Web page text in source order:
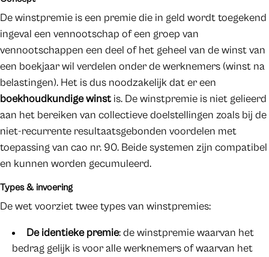
De winstpremie is een premie die in geld wordt toegekend
ingeval een vennootschap of een groep van
vennootschappen een deel of het geheel van de winst van
een boekjaar wil verdelen onder de werknemers (winst na
belastingen). Het is dus noodzakelijk dat er een
boekhoudkundige winst is. De winstpremie is niet gelieerd
aan het bereiken van collectieve doelstellingen zoals bij de
niet-recurrente resultaatsgebonden voordelen met
toepassing van cao nr. 90. Beide systemen zijn compatibel
en kunnen worden gecumuleerd.
Types & invoering
De wet voorziet twee types van winstpremies:
De identieke premie: de winstpremie waarvan het
bedrag gelijk is voor alle werknemers of waarvan het